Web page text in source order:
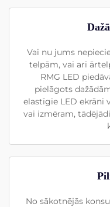
Vai nu jums
telpām, vai arī
RMG LED
pielāgots
elastīgie LED
vai izmēram,
No sākotnējās